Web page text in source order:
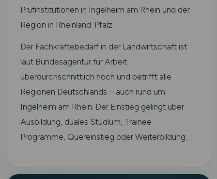
Prüfinstitutionen in Ingelheim am Rhein und der
Region in Rheinland-Pfalz.
Der Fachkräftebedarf in der Landwirtschaft ist
laut Bundesagentur für Arbeit
überdurchschnittlich hoch und betrifft alle
Regionen Deutschlands – auch rund um
Ingelheim am Rhein. Der Einstieg gelingt über
Ausbildung, duales Studium, Trainee-
Programme, Quereinstieg oder Weiterbildung.